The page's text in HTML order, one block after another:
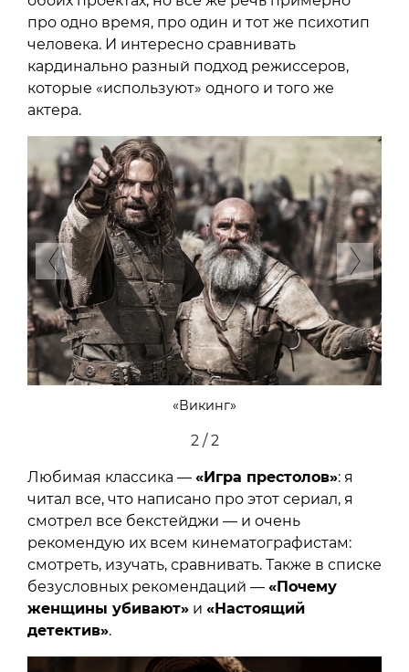
про одно время, про один и тот же психотип
человека. И интересно сравнивать
кардинально разный подход режиссеров,
которые «используют» одного и того же
актера.
«Викинг»
Previous Next
2 / 2
Любимая классика — «Игра престолов»: я
читал все, что написано про этот сериал, я
смотрел все бекстейджи — и очень
рекомендую их всем кинематографистам:
смотреть, изучать, сравнивать. Также в списке
безусловных рекомендаций — «Почему
женщины убивают» и «Настоящий
детектив».